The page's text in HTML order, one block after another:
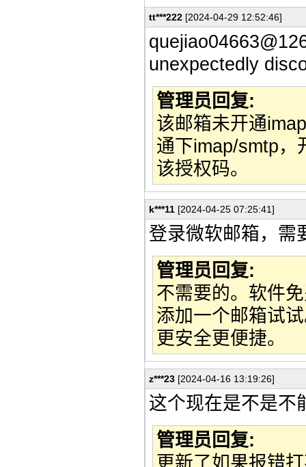
tt***222 [2024-04-29 12:52:46]
unexpectedly
管理员回复:
该邮箱未开通
通下imap/smtp，
该授权码。
k***11 [2024-04-25 07:25:41]
登录微软邮箱，需
管理员回复:
不需要的。软件
添加一个邮箱试
更安全更便捷。
z***23 [2024-04-16 13:19:26]
这个现在是不是不
管理员回复:
更新了如果报错